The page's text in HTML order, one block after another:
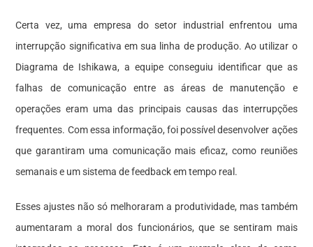
Certa vez, uma empresa do setor industrial enfrentou uma
interrupção significativa em sua linha de produção. Ao utilizar o
Diagrama de Ishikawa, a equipe conseguiu identificar que as
falhas de comunicação entre as áreas de manutenção e
operações eram uma das principais causas das interrupções
frequentes. Com essa informação, foi possível desenvolver ações
que garantiram uma comunicação mais eficaz, como reuniões
semanais e um sistema de feedback em tempo real.
Esses ajustes não só melhoraram a produtividade, mas também
aumentaram a moral dos funcionários, que se sentiram mais